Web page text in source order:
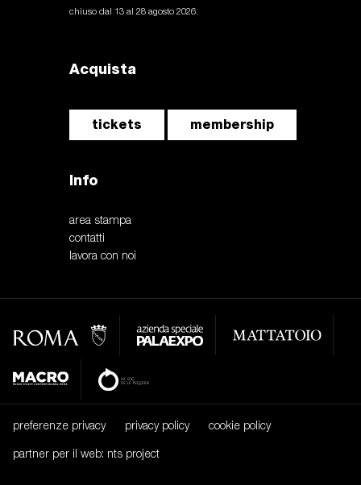
chiuso dal 13 al 28 agosto 2026.
Acquista
tickets membership
Info
area stampa
contatti
lavora con noi
preferenze privacy privacy policy cookie policy
partner per il web: nts project